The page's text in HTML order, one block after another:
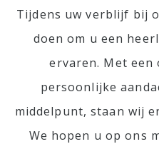
Tijdens uw verblijf bij
doen om u een
ervaren. Met een
persoonlijke
middelpunt, staan wij
We hopen u op ons